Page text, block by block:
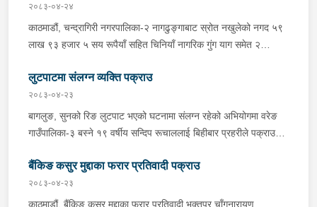
सिलिण्डर ७ हजार रूपैयाँको दरले विक्री वितरण गरेको भन्ने खबर प्राप्त
हुनासाथ जिल्ला प्रहरी परिसर भक्तपुरबाट खटिएको प्रहरीले उनलाई पक्राउ
गरेको हो ।यस सम्बन्धमा प्रहरीले आवश्यक अनुसन्धान गरिरहेको छ ।
२०८३-०४-२४
काठमाडौं, चन्द्रागिरी नगरपालिका-२ नागढुङ्गाबाट स्रोत नखुलेको नगद ५९
लाख ९३ हजार ५ सय रूपैयाँ सहित चिनियाँ नागरिक गुंग याग समेत २
नागढुङ्गाबाट खटिएको प्रहरीले सप्तरीबाट काठमाडौंतर्फ आउँदै गरेको ज.१ च
१६६४ नम्बरको स्कारपियोलाई जाँच गर्दा उक्त नगद फेला पारी स्कारपियोमा
सवार उनीहरूलाई पक्राउ गरेको हो । यस सम्बन्धमा प्रहरीले आवश्यक
अनुसन्धान गरिरहेको छ ।
लुटपाटमा संलग्न व्यक्ति पक्राउ
२०८३-०४-२३
बागलुङ, सुनको रिङ लुटपाट भएको घटनामा संलग्न रहेको अभियोगमा वरेङ
गाउँपालिका-३ बस्ने १९ वर्षीय सन्दिप रूचाललाई बिहीबार प्रहरीले पक्राउ
धाक धम्की दिई सुनको रिङ लुटेको भन्ने खबर प्राप्त हुनासाथ इलाका प्रहरी
कार्यालय वरेङबाट खटिएको प्रहरीले उनलाई पक्राउ गरेको हो । उनी उपर
जिल्ला अदालत बागलुङबाट ५ दिन म्याद थप अनुमति लिई यस सम्बन्धमा
बैंकिङ कसुर मुद्दाका फरार प्रतिवादी पक्राउ
२०८३-०४-२३
काठमाडौं, बैंकिङ कसुर मुद्दाका फरार प्रतिवादी भक्तपुर चाँगुनारायण